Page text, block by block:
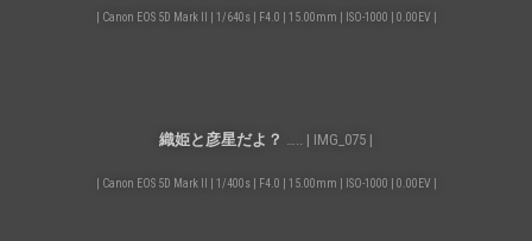
| Canon EOS 5D Mark II | 1/640s | F4.0 | 15.00mm | ISO-1000 | 0.00EV |
織姫と彦星だよ？ ….. | IMG_075 |
| Canon EOS 5D Mark II | 1/400s | F4.0 | 15.00mm | ISO-1000 | 0.00EV |